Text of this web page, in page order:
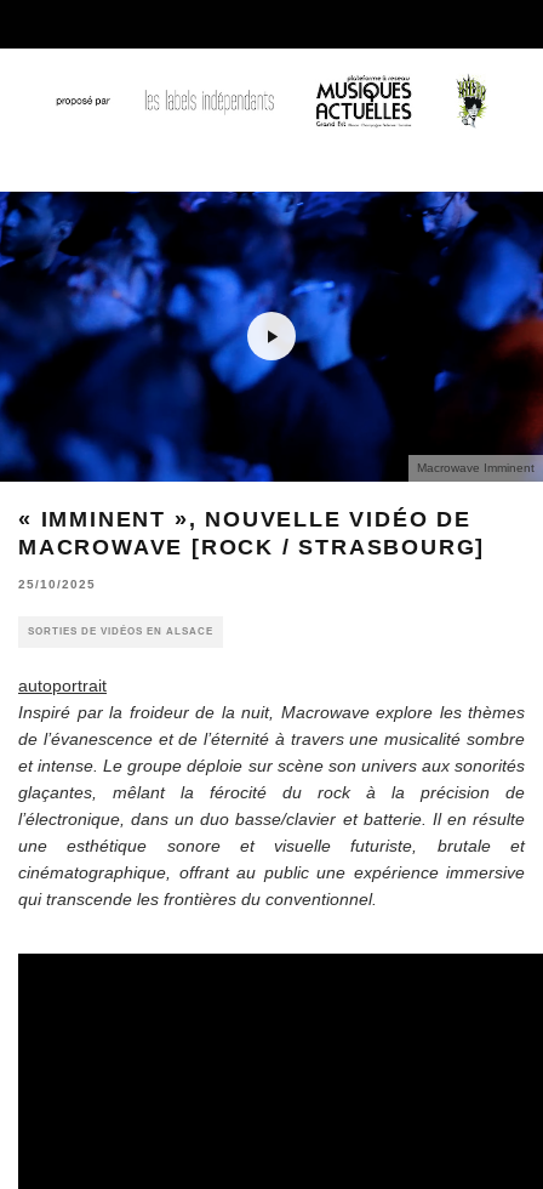
Macrowave Imminent
« IMMINENT », NOUVELLE VIDÉO DE
MACROWAVE [ROCK / STRASBOURG]
25/10/2025
SORTIES DE VIDÉOS EN ALSACE
autoportrait
Inspiré par la froideur de la nuit, Macrowave explore les thèmes
de l’évanescence et de l’éternité à travers une musicalité sombre
et intense. Le groupe déploie sur scène son univers aux sonorités
glaçantes, mêlant la férocité du rock à la précision de
l’électronique, dans un duo basse/clavier et batterie. Il en résulte
une esthétique sonore et visuelle futuriste, brutale et
cinématographique, offrant au public une expérience immersive
qui transcende les frontières du conventionnel.